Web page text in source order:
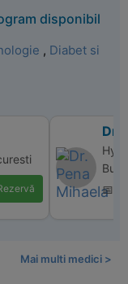
disponibil
, Diabet si
Dr.
📅
Mai multi medici >